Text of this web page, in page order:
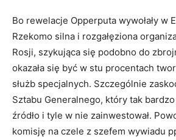
Bo rewelacje Opperputa wywołały w
Rzekomo silna i rozgałęziona
Rosji, szykująca się podobno do
okazała się być w stu procentach
służb specjalnych. Szczególnie
Sztabu Generalnego, który tak
źródło i tyle w nie zainwestował.
komisję na czele z szefem wywiadu